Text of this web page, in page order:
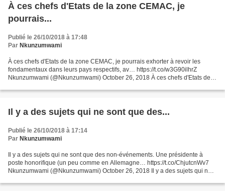
À ces chefs d'Etats de la zone CEMAC, je
pourrais...
Publié le 26/10/2018 à 17:48
Par Nkunzumwami
À ces chefs d'Etats de la zone CEMAC, je pourrais exhorter à revoir les
fondamentaux dans leurs pays respectifs, av… https://t.co/w3G90ilhrZ
Nkunzumwami (@Nkunzumwami) October 26, 2018 À ces chefs d'Etats de la
Il y a des sujets qui ne sont que des...
Publié le 26/10/2018 à 17:14
Par Nkunzumwami
Il y a des sujets qui ne sont que des non-événements. Une présidente à
poste honorifique (un peu comme en Allemagne… https://t.co/ChjutcnWv7
Nkunzumwami (@Nkunzumwami) October 26, 2018 Il y a des sujets qui ne